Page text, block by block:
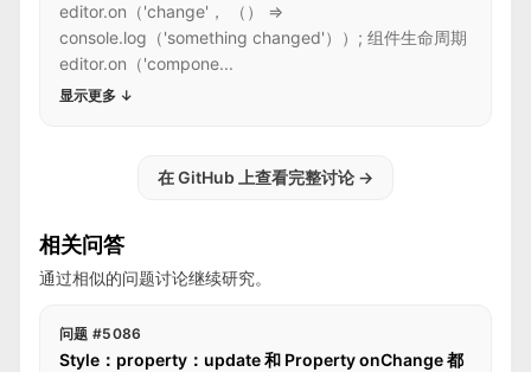
editor.on（'change'， （） =>
console.log（'something changed'））; 组件生命周期
editor.on（'compone...
显示更多 ↓
在 GitHub 上查看完整讨论 →
相关问答
通过相似的问题讨论继续研究。
问题 #5086
Style：property：update 和 Property onChange 都